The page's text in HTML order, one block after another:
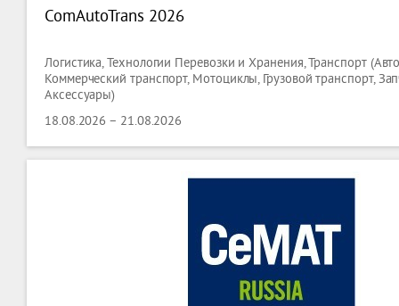
ComAutoTrans 2026
Логистика, Технологии Перевозки и Хранения, Транспорт
Коммерческий транспорт, Мотоциклы, Грузовой транспорт,
Аксессуары)
18.08.2026 – 21.08.2026